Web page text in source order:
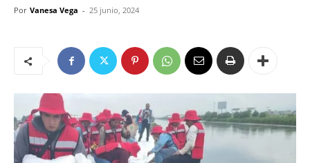
Por Vanesa Vega - 25 junio, 2024